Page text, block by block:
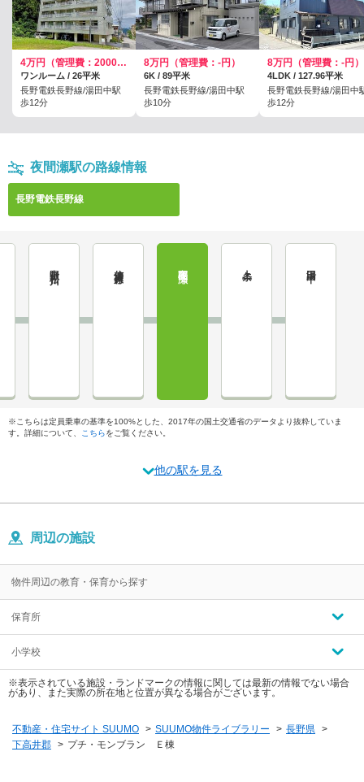
4万円（管理費：2000円）
ワンルーム / 26平米
長野電鉄長野線/湯田中駅
歩12分
8万円（管理費：-円）
6K / 89平米
長野電鉄長野線/湯田中駅
歩10分
8万円（管理費：-円）
4LDK / 127.96平米
長野電鉄長野線/湯田中
歩12分
夜間瀬駅の路線情報
長野電鉄長野線
※こちらは定員乗車の基準を100%とした、2017年の国土交通省のデータより抜粋していま
す。詳細について、
こちらをご覧ください。
他の駅を見る
周辺の施設
物件周辺の教育・保育から探す
保育所
小学校
※表示されている施設・ランドマークの情報に関しては最新の情報でない場合
があり、また実際の所在地と位置が異なる場合がございます。
不動産・住宅サイト SUUMO > SUUMO物件ライブラリー > 長野県 >
下高井郡 > プチ・モンブラン Ｅ棟